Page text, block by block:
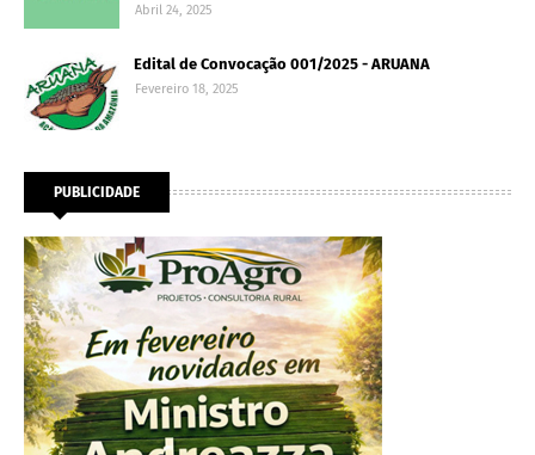
Abril 24, 2025
Edital de Convocação 001/2025 - ARUANA
Fevereiro 18, 2025
PUBLICIDADE